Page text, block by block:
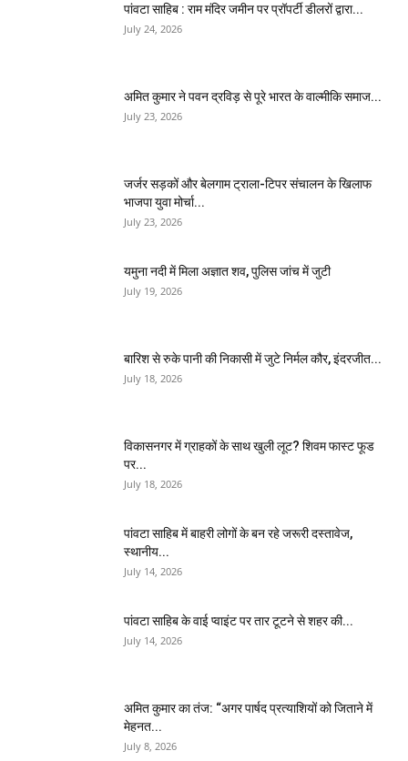
पांवटा साहिब : राम मंदिर जमीन पर प्रॉपर्टी डीलरों द्वारा...
July 24, 2026
अमित कुमार ने पवन द्रविड़ से पूरे भारत के वाल्मीकि समाज...
July 23, 2026
जर्जर सड़कों और बेलगाम ट्राला-टिपर संचालन के खिलाफ
भाजपा युवा मोर्चा...
July 23, 2026
यमुना नदी में मिला अज्ञात शव, पुलिस जांच में जुटी
July 19, 2026
बारिश से रुके पानी की निकासी में जुटे निर्मल कौर, इंदरजीत...
July 18, 2026
विकासनगर में ग्राहकों के साथ खुली लूट? शिवम फास्ट फूड
पर...
July 18, 2026
पांवटा साहिब में बाहरी लोगों के बन रहे जरूरी दस्तावेज,
स्थानीय...
July 14, 2026
पांवटा साहिब के वाई प्वाइंट पर तार टूटने से शहर की...
July 14, 2026
अमित कुमार का तंज: “अगर पार्षद प्रत्याशियों को जिताने में
मेहनत...
July 8, 2026